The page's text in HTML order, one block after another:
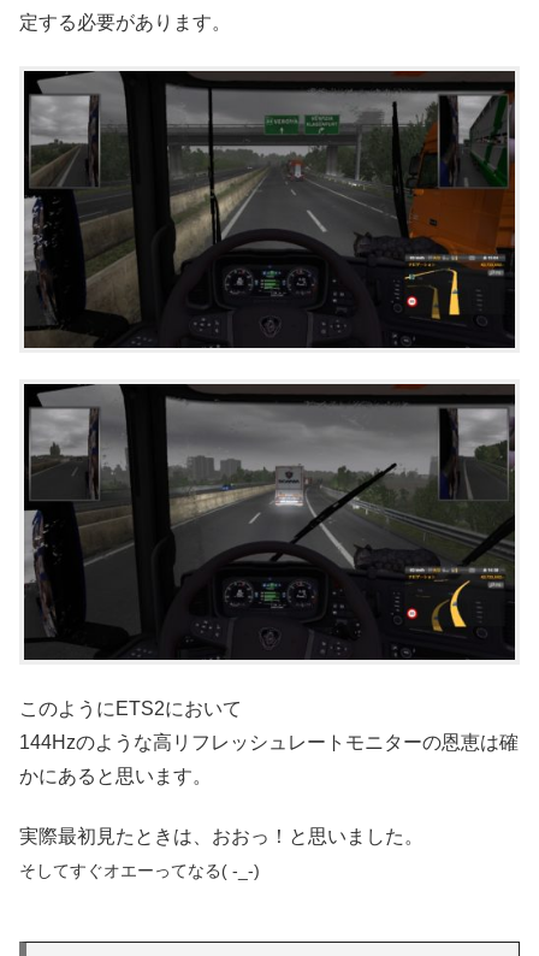
定する必要があります。
このようにETS2において
144Hzのような高リフレッシュレートモニターの恩恵は確
かにあると思います。
実際最初見たときは、おおっ！と思いました。
そしてすぐオエーってなる( -_-)